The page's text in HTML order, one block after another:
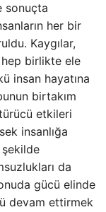
sonuçta
her bir
Kaygılar,
hep birlikte ele
insan hayatına
birtakım
etkileri
insanlığa
da
gücü elinde
devam ettirmek